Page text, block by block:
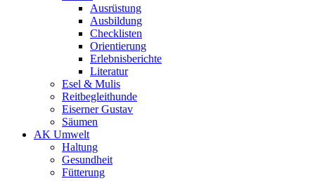
Ausrüstung
Ausbildung
Checklisten
Orientierung
Erlebnisberichte
Literatur
Esel & Mulis
Reitbegleithunde
Eiserner Gustav
Säumen
AK Umwelt
Haltung
Gesundheit
Fütterung